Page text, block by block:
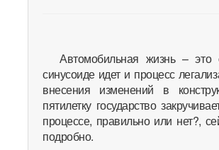
Автомобильная жизнь – это
синусоиде идет и процесс
внесения изменений в
пятилетку государство
процессе, правильно или нет?,
подробно.